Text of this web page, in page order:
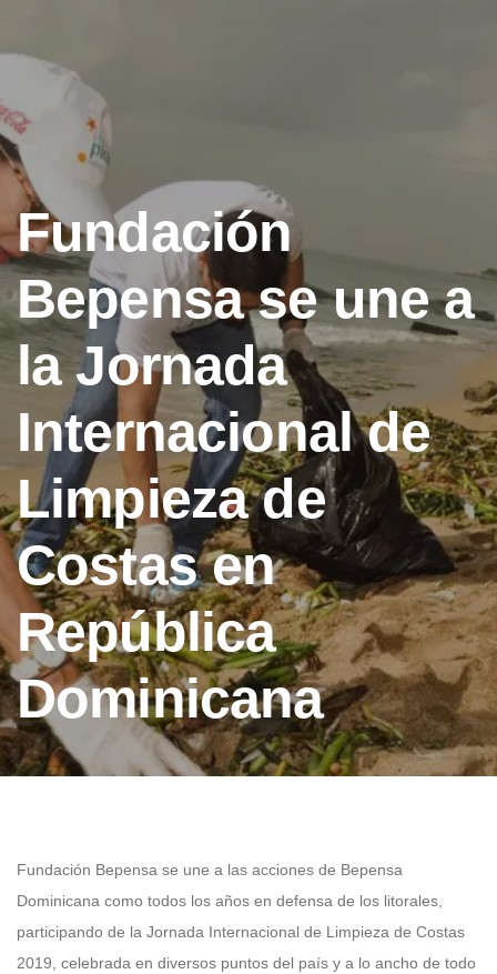
Fundación
Bepensa se une a
la Jornada
Internacional de
Limpieza de
Costas en
República
Dominicana
Fundación Bepensa se une a las acciones de Bepensa
Dominicana como todos los años en defensa de los litorales,
participando de la Jornada Internacional de Limpieza de Costas
2019, celebrada en diversos puntos del país y a lo ancho de todo